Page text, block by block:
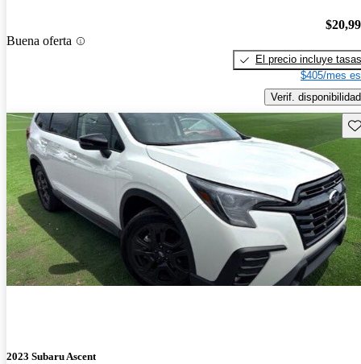
Buena oferta
El precio incluye tasas
$405/mes
Verif. disponibilidad
2023 Subaru Ascent